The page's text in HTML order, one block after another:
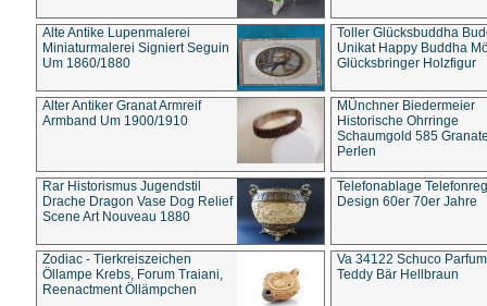
Alte Antike Lupenmalerei
Miniaturmalerei Signiert Seguin
Um 1860/1880
Toller Glücksbuddha
Unikat Happy Buddha
Glücksbringer Holzfigur
Alter Antiker Granat Armreif
Armband Um 1900/1910
MÜnchner Biedermeier
Historische Ohrringe
Schaumgold 585
Perlen
Rar Historismus Jugendstil
Drache Dragon Vase Dog Relief
Scene Art Nouveau 1880
Telefonablage
Design 60er 70er Jahre
Zodiac - Tierkreiszeichen
Öllampe Krebs, Forum Traiani,
Reenactment Öllämpchen
Va 34122 Schuco
Teddy Bär Hellbraun